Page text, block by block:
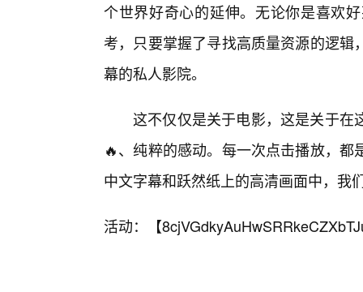
个世界好奇心的延伸。无论你是喜欢
考，只要掌握了寻找高质量资源的逻
幕的私人影院。
这不仅仅是关于电影，这是关于在
🔥、纯粹的感动。每一次点击播放，
中文字幕和跃然纸上的高清画面中，我
活动：【